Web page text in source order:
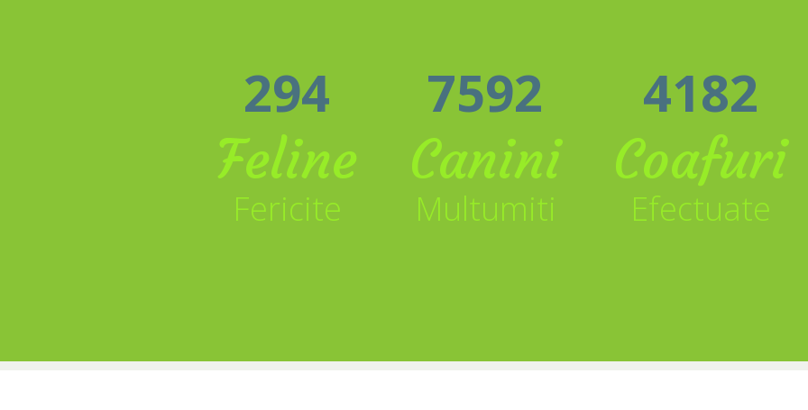
294
Feline
Fericite
7592
Canini
Multumiti
4182
Coafuri
Efectuate